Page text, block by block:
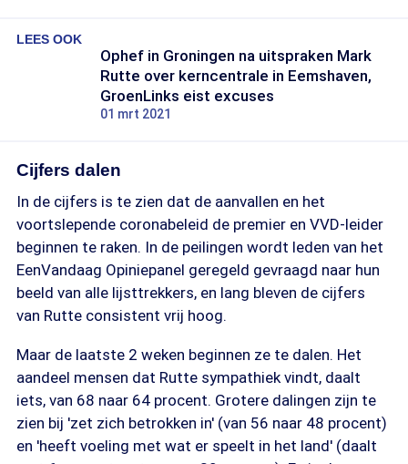
LEES OOK
Ophef in Groningen na uitspraken Mark
Rutte over kerncentrale in Eemshaven,
GroenLinks eist excuses
01 mrt 2021
Cijfers dalen
In de cijfers is te zien dat de aanvallen en het
voortslepende coronabeleid de premier en VVD-leider
beginnen te raken. In de peilingen wordt leden van het
EenVandaag Opiniepanel geregeld gevraagd naar hun
beeld van alle lijsttrekkers, en lang bleven de cijfers
van Rutte consistent vrij hoog.
Maar de laatste 2 weken beginnen ze te dalen. Het
aandeel mensen dat Rutte sympathiek vindt, daalt
iets, van 68 naar 64 procent. Grotere dalingen zijn te
zien bij 'zet zich betrokken in' (van 56 naar 48 procent)
en 'heeft voeling met wat er speelt in het land' (daalt